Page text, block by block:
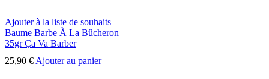
Ajouter à la liste de souhaits
Baume Barbe À La Bûcheron
35gr Ça Va Barber
25,90 € Ajouter au panier